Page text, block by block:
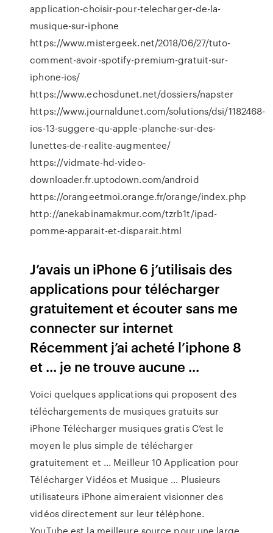
application-choisir-pour-telecharger-de-la-
musique-sur-iphone
https://www.mistergeek.net/2018/06/27/tuto-
comment-avoir-spotify-premium-gratuit-sur-
iphone-ios/
https://www.echosdunet.net/dossiers/napster
https://www.journaldunet.com/solutions/dsi/1182468-
ios-13-suggere-qu-apple-planche-sur-des-
lunettes-de-realite-augmentee/
https://vidmate-hd-video-
downloader.fr.uptodown.com/android
https://orangeetmoi.orange.fr/orange/index.php
http://anekabinamakmur.com/tzrb1t/ipad-
pomme-apparait-et-disparait.html
J’avais un iPhone 6 j’utilisais des
applications pour télécharger
gratuitement et écouter sans me
connecter sur internet
Récemment j’ai acheté l’iphone 8
et ... je ne trouve aucune ...
Voici quelques applications qui proposent des
téléchargements de musiques gratuits sur
iPhone Télécharger musiques gratis C’est le
moyen le plus simple de télécharger
gratuitement et ... Meilleur 10 Application pour
Télécharger Vidéos et Musique ... Plusieurs
utilisateurs iPhone aimeraient visionner des
vidéos directement sur leur téléphone.
YouTube est la meilleure source pour une large